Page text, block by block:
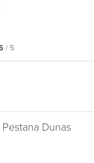
/ 5
Pestana Dunas